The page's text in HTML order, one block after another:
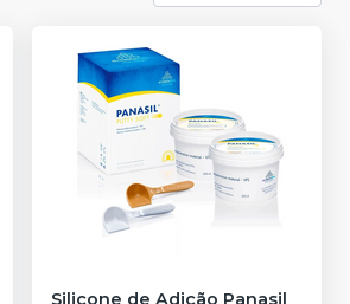
Silicone de Adição Panasil